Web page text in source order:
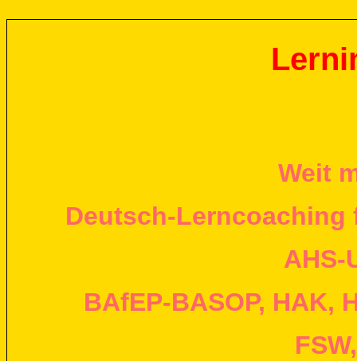
Lern
Weit
Deutsch-Lerncoaching
AHS-
BAfEP-BASOP, HAK,